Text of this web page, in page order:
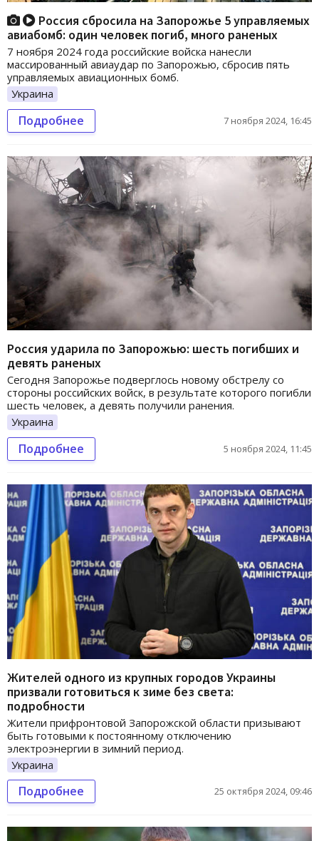
Россия сбросила на Запорожье 5 управляемых
авиабомб: один человек погиб, много раненых
7 ноября 2024 года российские войска нанесли
массированный авиаудар по Запорожью, сбросив пять
управляемых авиационных бомб.
Украина
Подробнее 7 ноября 2024, 16:45
Россия ударила по Запорожью: шесть погибших и
девять раненых
Сегодня Запорожье подверглось новому обстрелу со
стороны российских войск, в результате которого погибли
шесть человек, а девять получили ранения.
Украина
Подробнее 5 ноября 2024, 11:45
Жителей одного из крупных городов Украины
призвали готовиться к зиме без света:
подробности
Жители прифронтовой Запорожской области призывают
быть готовыми к постоянному отключению
электроэнергии в зимний период.
Украина
Подробнее 25 октября 2024, 09:46